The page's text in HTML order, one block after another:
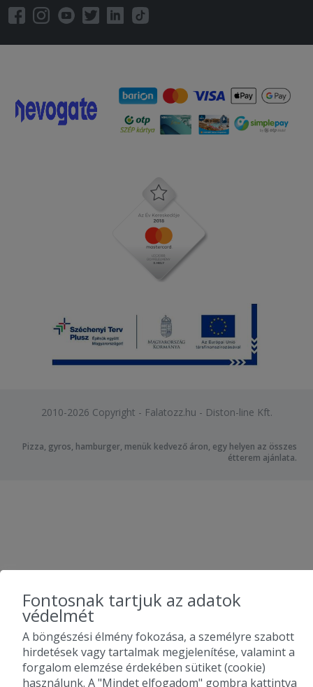
2010-2026 Copyright - Falatozz.hu - Diston-line Kft.
Pizza, gyros, hamburger, menük kedvező áron, egy helyen az összes
étterem ajánlata.
Fontosnak tartjuk az adatok
védelmét
A böngészési élmény fokozása, a személyre szabott
hirdetések vagy tartalmak megjelenítése, valamint a
forgalom elemzése érdekében sütiket (cookie)
használunk. A "Mindet elfogadom" gombra kattintva